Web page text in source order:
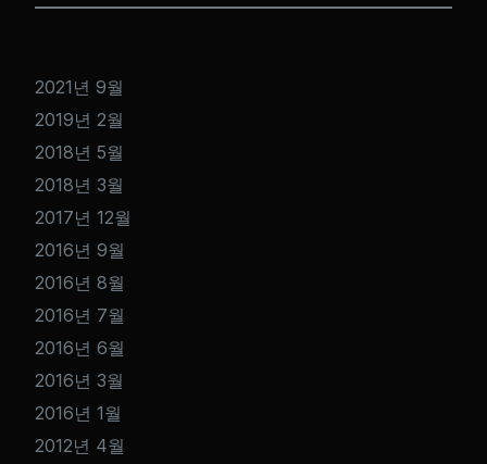
2021년 9월
2019년 2월
2018년 5월
2018년 3월
2017년 12월
2016년 9월
2016년 8월
2016년 7월
2016년 6월
2016년 3월
2016년 1월
2012년 4월